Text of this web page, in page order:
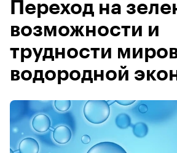
Переход на
возможности и
трудности
водородной